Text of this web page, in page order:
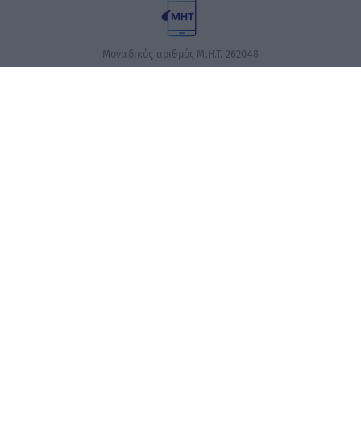
Μοναδικός αριθμός Μ.Η.Τ. 262048